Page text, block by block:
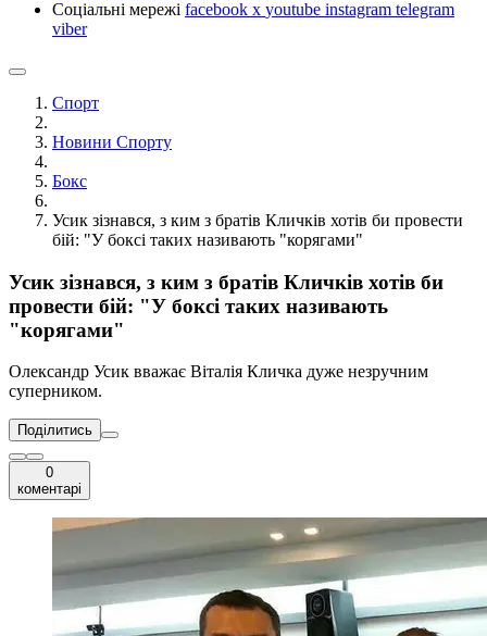
Соціальні мережі facebook x youtube instagram telegram
viber
Спорт
Новини Спорту
Бокс
Усик зізнався, з ким з братів Кличків хотів би провести
бій: "У боксі таких називають "корягами"
Усик зізнався, з ким з братів Кличків хотів би
провести бій: "У боксі таких називають
"корягами"
Олександр Усик вважає Віталія Кличка дуже незручним
суперником.
Поділитись
0
коментарі